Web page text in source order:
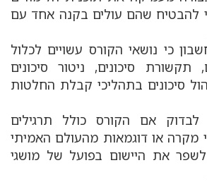
חשוב מכך, בבחירת
מסגרת הלימודים
הקורס.
מחפשים אחר מסגרת
מקצועית ואיכותית
של קורס ניהול
ליצור קשר עם
מכללת עדיף ולקבל
את כל הפרטים
והמידע לגבי הקורסים
להבטיח שהם עולים בקנה אחד עם
כי נושאי הקורס עשויים לכלול
תקשורת סיכונים, ניטור סיכונים
סיכונים בתהליכי קבלת החלטות
לבדוק אם הקורס כולל תרגילים
מקרה או דוגמאות מהעולם האמיתי
את היישום בפועל של מושגי